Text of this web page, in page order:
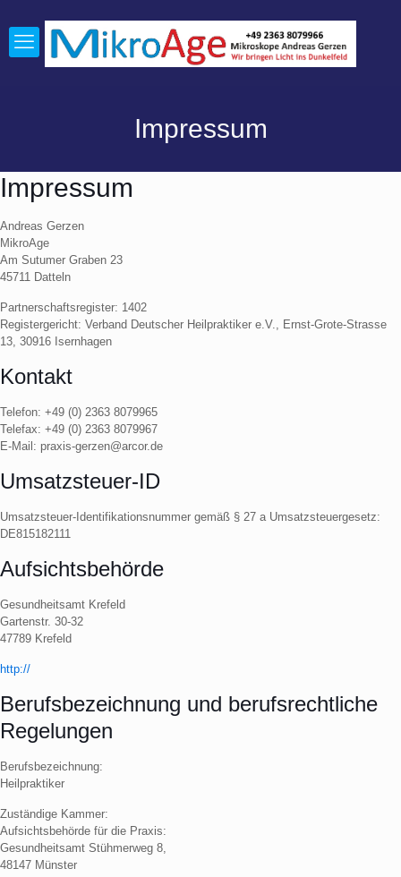
Impressum
Impressum
Andreas Gerzen
MikroAge
Am Sutumer Graben 23
45711 Datteln
Partnerschaftsregister: 1402
Registergericht: Verband Deutscher Heilpraktiker e.V., Ernst-Grote-Strasse
13, 30916 Isernhagen
Kontakt
Telefon: +49 (0) 2363 8079965
Telefax: +49 (0) 2363 8079967
E-Mail: praxis-gerzen@arcor.de
Umsatzsteuer-ID
Umsatzsteuer-Identifikationsnummer gemäß § 27 a Umsatzsteuergesetz:
DE815182111
Aufsichtsbehörde
Gesundheitsamt Krefeld
Gartenstr. 30-32
47789 Krefeld
http://
Berufsbezeichnung und berufsrechtliche
Regelungen
Berufsbezeichnung:
Heilpraktiker
Zuständige Kammer:
Aufsichtsbehörde für die Praxis:
Gesundheitsamt Stühmerweg 8,
48147 Münster